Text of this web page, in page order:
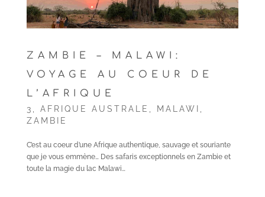
ZAMBIE – MALAWI:
VOYAGE AU COEUR DE
L’AFRIQUE
3 AFRIQUE AUSTRALE MALAWI
ZAMBIE
C’est au coeur d’une Afrique authentique, sauvage et souriante
que je vous emmène… Des safaris exceptionnels en Zambie et
toute la magie du lac Malawi…